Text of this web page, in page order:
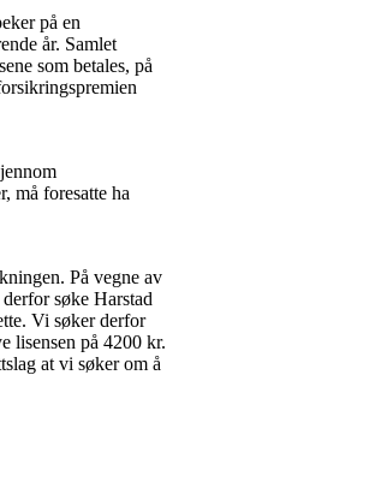
på en
år. Samlet
som betales, på
må foresatte ha
På vegne av
søke Harstad
Vi søker derfor
lisensen på 4200 kr.
at vi søker om å